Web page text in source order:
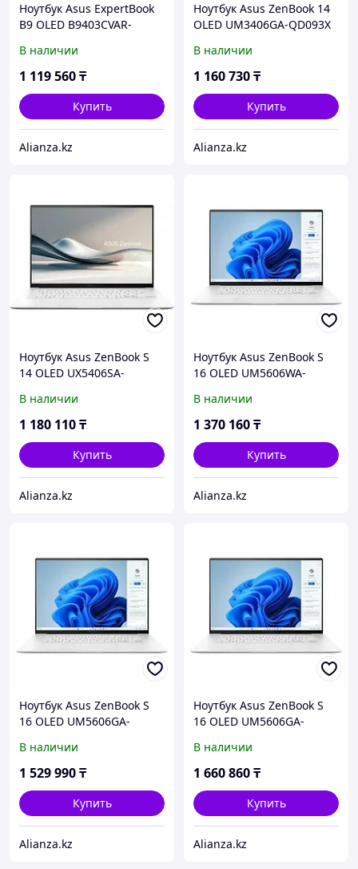
Ноутбук Asus ExpertBook
B9 OLED B9403CVAR-
M03010)
В наличии
1 119 560₸
Купить
Alianza.kz
Ноутбук Asus ZenBook 14
OLED UM3406GA-QD093X
В наличии
1 160 730₸
Купить
Alianza.kz
Ноутбук Asus ZenBook S
14 OLED UX5406SA-
M002F0)
В наличии
1 180 110₸
Купить
Alianza.kz
Ноутбук Asus ZenBook S
16 OLED UM5606WA-
M00KV0)
В наличии
1 370 160₸
Купить
Alianza.kz
Ноутбук Asus ZenBook S
16 OLED UM5606GA-
M00CL0)
В наличии
1 529 990₸
Купить
Alianza.kz
Ноутбук Asus ZenBook S
16 OLED UM5606GA-
M00CM0)
В наличии
1 660 860₸
Купить
Alianza.kz